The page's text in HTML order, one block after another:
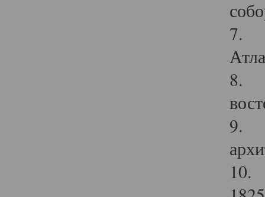
7.
8.
9.
10.